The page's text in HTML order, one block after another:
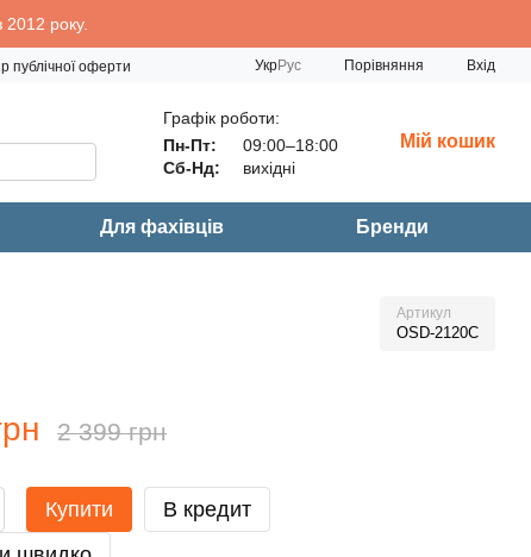
року.
публічної оферти УкрРус Порівняння Вхід
Графік роботи:
Пн-Пт:
09:00–18:00
Сб-Нд:
вихідні
Мій кошик
Для фахівців Бренди
Артикул
OSD-2120C
2 399 грн
Купити
В кредит